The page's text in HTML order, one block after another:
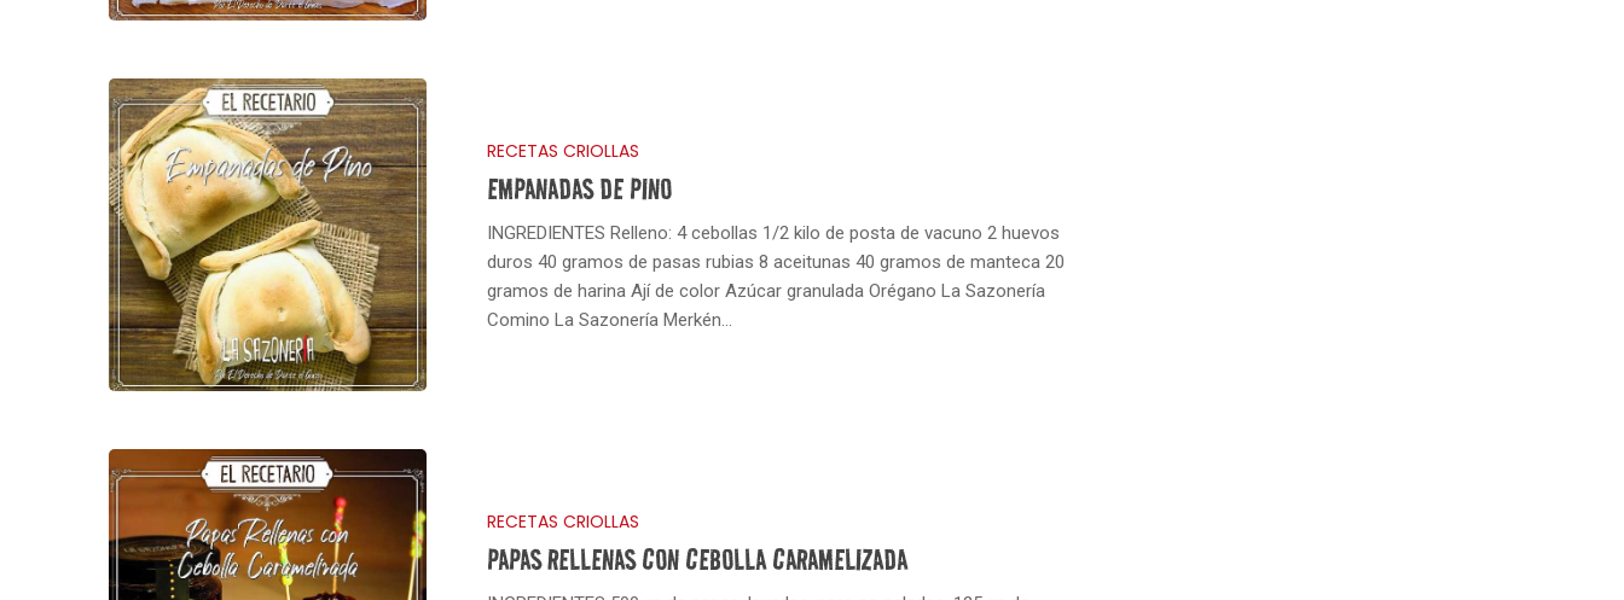
RECETAS CRIOLLAS
EMPANADAS DE PINO
INGREDIENTES Relleno: 4 cebollas 1/2 kilo de posta de vacuno 2 huevos
duros 40 gramos de pasas rubias 8 aceitunas 40 gramos de manteca 20
gramos de harina Ají de color Azúcar granulada Orégano La Sazonería
Comino La Sazonería Merkén…
RECETAS CRIOLLAS
PAPAS RELLENAS CON CEBOLLA CARAMELIZADA